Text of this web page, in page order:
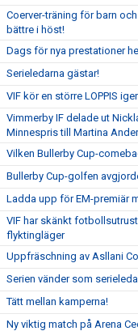
Coerver-träning för barn
bättre i höst!
Dags för nya prestationer
Serieledarna gästar!
VIF kör en större LOPPIS
Vimmerby IF delade ut
Minnespris till Martina
Vilken Bullerby Cup-
Bullerby Cup-golfen
Ladda upp för EM-premiär
VIF har skänkt
flyktingläger
Uppfräschning av Asllani
Serien vänder som
Tätt mellan kamperna!
Ny viktig match på Arena